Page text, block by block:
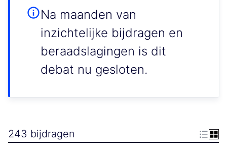
Na maanden van
inzichtelijke bijdragen en
beraadslagingen is dit
debat nu gesloten.
243 bijdragen